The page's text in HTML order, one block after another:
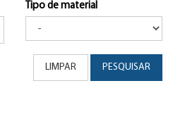
Tipo de material
LIMPAR PESQUISAR